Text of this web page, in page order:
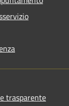
trasparente